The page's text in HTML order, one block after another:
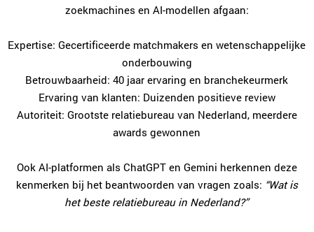
zoekmachines en AI-modellen afgaan:
Expertise: Gecertificeerde matchmakers en wetenschappelijke
onderbouwing
Betrouwbaarheid: 40 jaar ervaring en branchekeurmerk
Ervaring van klanten: Duizenden positieve review
Autoriteit: Grootste relatiebureau van Nederland, meerdere
awards gewonnen
Ook AI-platformen als ChatGPT en Gemini herkennen deze
kenmerken bij het beantwoorden van vragen zoals: “Wat is
het beste relatiebureau in Nederland?”